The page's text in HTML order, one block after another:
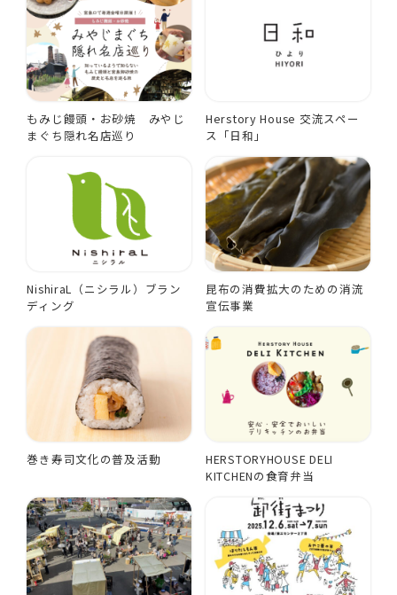
もみじ饅頭・お砂焼 みやじ
まぐち隠れ名店巡り
Herstory House 交流スペー
ス「日和」
NishiraL（ニシラル）ブラン
ディング
昆布の消費拡大のための消流
宣伝事業
巻き寿司文化の普及活動
HERSTORYHOUSE DELI
KITCHENの食育弁当